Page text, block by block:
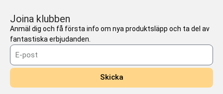
Joina klubben
Anmäl dig och få första info om nya produktsläpp och ta del av
fantastiska erbjudanden.
Skicka